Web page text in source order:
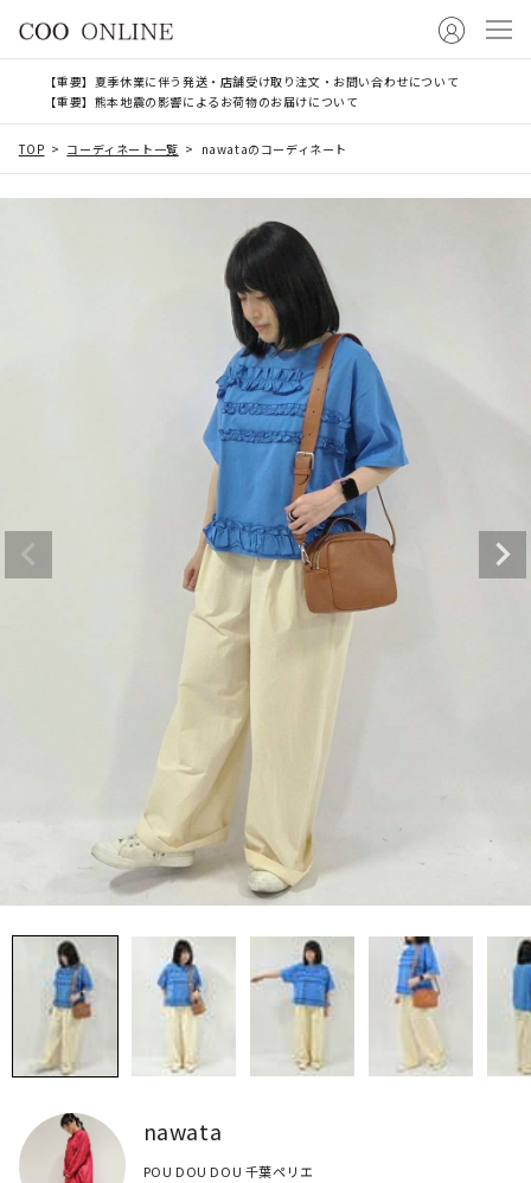
【重要】夏季休業に伴う発送・店舗受け取り注文・お問い合わせについて
【重要】熊本地震の影響によるお荷物のお届けについて
TOP コーディネート一覧 nawataのコーディネート
nawata
POU DOU DOU 千葉ペリエ